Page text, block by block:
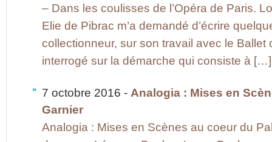
– Dans les coulisses de l’Opéra de Paris.
Elie de Pibrac m’a demandé d’écrire
collectionneur, sur son travail avec le Ballet
interrogé sur la démarche qui consiste à […]
7 octobre 2016 - Analogia : Mises en
Garnier
Analogia : Mises en Scènes au coeur du